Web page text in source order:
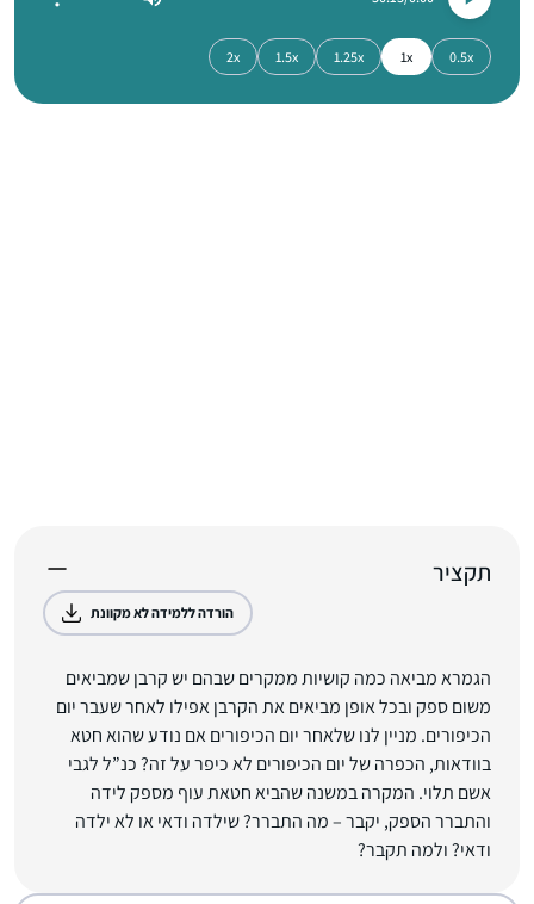
0.5x
1x
1.25x
1.5x
2x
תקציר
הורדה ללמידה לא מקוונת
הגמרא מביאה כמה קושיות ממקרים שבהם יש קרבן שמביאים
משום ספק ובכל אופן מביאים את הקרבן אפילו לאחר שעבר יום
הכיפורים. מניין לנו שלאחר יום הכיפורים אם נודע שהוא חטא
בוודאות, הכפרה של יום הכיפורים לא כיפר על זה? כנ”ל לגבי
אשם תלוי. המקרה במשנה שהביא חטאת עוף מספק לידה
והתברר הספק, יקבר – מה התברר? שילדה ודאי או לא ילדה
ודאי? ולמה תקבר?